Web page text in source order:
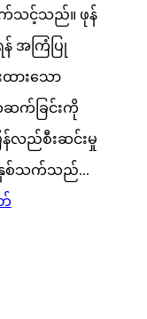
သင့်သည်။ ဖုန်
အကြံပြု
ထားသော
ဆက်ခြင်းကို
န်လည်စီးဆင်းမှု
စ်သက်သည်...